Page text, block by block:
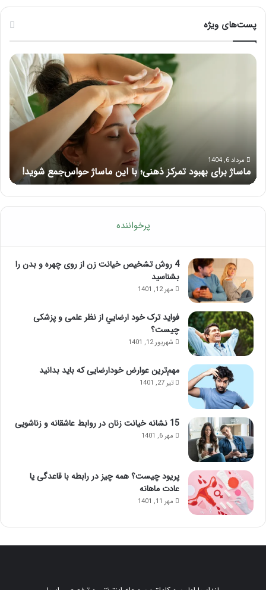
پست‌های ویژه
ماساژ
حواس‌جمع
شوید!
مرداد 6, 1404
ماساژ برای بهبود تمرکز ذهنی؛ با این ماساژ حواس‌جمع شوید!
از
پرخواننده
4 روش تشخیص خیانت زن از روی چهره و بدن را
بشناسید
مهر 12, 1401
فواید ترک خود ارضايي از نظر علمی و پزشکی
چیست؟
شهریور 12, 1401
مهم‌ترین عوارض خودارضایی که باید بدانید
تیر 27, 1401
15 نشانه خیانت زنان در روابط عاشقانه و زناشویی
مهر 6, 1401
پریود چیست؟ همه چیز در رابطه با قاعدگی یا
عادت ماهانه
مهر 11, 1401